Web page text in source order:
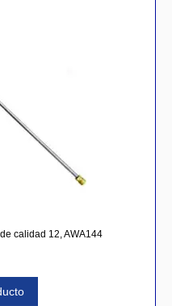
calidad 12, AWA144